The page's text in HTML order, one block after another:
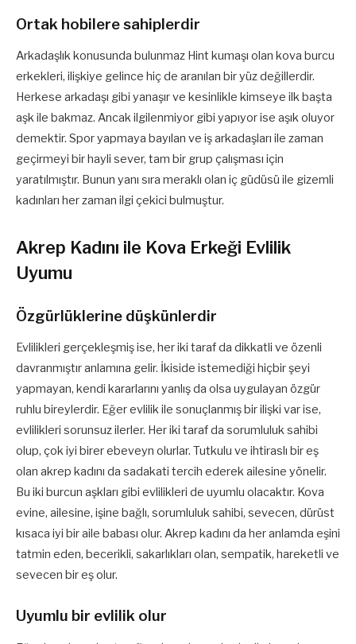
Ortak hobilere sahiplerdir
Arkadaşlık konusunda bulunmaz Hint kumaşı olan kova burcu
erkekleri, ilişkiye gelince hiç de aranılan bir yüz değillerdir.
Herkese arkadaşı gibi yanaşır ve kesinlikle kimseye ilk başta
aşk ile bakmaz. Ancak ilgilenmiyor gibi yapıyor ise aşık oluyor
demektir. Spor yapmaya bayılan ve iş arkadaşları ile zaman
geçirmeyi bir hayli sever, tam bir grup çalışması için
yaratılmıştır. Bunun yanı sıra meraklı olan iç güdüsü ile gizemli
kadınları her zaman ilgi çekici bulmuştur.
Akrep Kadını ile Kova Erkeği Evlilik
Uyumu
Özgürlüklerine düşkünlerdir
Evlilikleri gerçekleşmiş ise, her iki taraf da dikkatli ve özenli
davranmıştır anlamına gelir. İkiside istemediği hiçbir şeyi
yapmayan, kendi kararlarını yanlış da olsa uygulayan özgür
ruhlu bireylerdir. Eğer evlilik ile sonuçlanmış bir ilişki var ise,
evlilikleri sorunsuz ilerler. Her iki taraf da sorumluluk sahibi
olup, çok iyi birer ebeveyn olurlar. Tutkulu ve ihtiraslı bir eş
olan akrep kadını da sadakati tercih ederek ailesine yönelir.
Bu iki burcun aşkları gibi evlilikleri de uyumlu olacaktır. Kova
evine, ailesine, işine bağlı, sorumluluk sahibi, sevecen, dürüst
kısaca iyi bir aile babası olur. Akrep kadını da her anlamda eşini
tatmin eden, becerikli, sakarlıkları olan, sempatik, hareketli ve
sevecen bir eş olur.
Uyumlu bir evlilik olur